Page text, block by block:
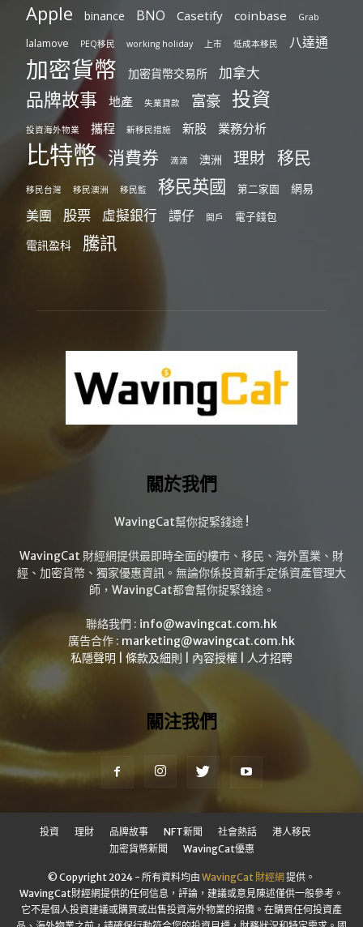
Apple binance BNO Casetify coinbase Grab
lalamove PEQ移民 working holiday 上市 低成本移民 八達通
加密貨幣 加密貨幣交易所 加拿大
品牌故事 地產 失業貸款 富豪 投資
投資海外物業 攜程 新移民措施 新股 業務分析
比特幣 消費券 滴滴 澳洲 理財 移民
移民台灣 移民澳洲 移民監 移民英國 第二家園 網易
美團 股票 虛擬銀行 譚仔 開戶 電子錢包
電訊盈科 騰訊
關於我們
WavingCat幫你捉緊錢途 !
WavingCat 財經網提供最即時全面的樓市、移民、海外置業、財
經、加密貨幣、獨家優惠資訊。無論你係投資新手定係資產管理大
師，WavingCat都會幫你捉緊錢途。
聯絡我們 : info@wavingcat.com.hk
廣告合作 : marketing@wavingcat.com.hk
私隱聲明
條款及細則 內容授權 人才招聘
關注我們
投資 理財 品牌故事 NFT新聞 社會熱話
港人移民
加密貨幣新聞
WavingCat優惠
© Copyright 2024 - 所有資料均由 WavingCat 財經網提供。
WavingCat財經網提供的任何信息，評論，建議或意見陳述僅供一般參考。
它不是個人投資建議或購買或出售投資海外物業的招攬。在購買任何投資產